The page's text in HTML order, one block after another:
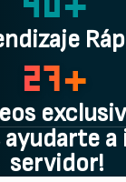
27+
ayudarte
servidor!